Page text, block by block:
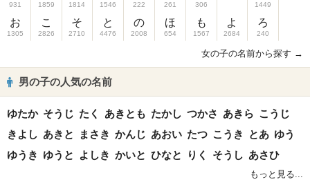
931
お
1305
1859
こ
2826
1814
そ
2710
1546
と
4476
222
の
2008
261
ほ
654
306
も
1567
よ
2684
1449
ろ
240
女の子の名前から探す →
男の子の人気の名前
ゆたか そうじ たく あきとも たかし つかさ あきら こうじ
きよし あきと まさき かんじ あおい たつ こうき とあ ゆう
ゆうき ゆうと よしき かいと ひなと りく そうし あさひ
もっと見る...